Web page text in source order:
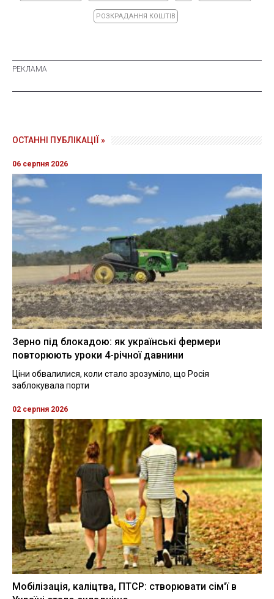
РОЗКРАДАННЯ КОШТІВ
ОСТАННІ ПУБЛІКАЦІЇ »
06 серпня 2026
Зерно під блокадою: як українські фермери
повторюють уроки 4-річної давнини
Ціни обвалилися, коли стало зрозуміло, що Росія
заблокувала порти
02 серпня 2026
Мобілізація, каліцтва, ПТСР: створювати сім'ї в